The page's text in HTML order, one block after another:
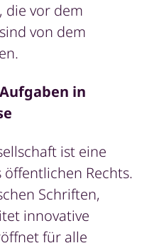
die vor dem
von dem
in
ist eine
Rechts.
Schriften,
innovative
für alle